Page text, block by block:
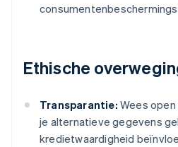
Ethische
Transparantie: Wees
je alternatieve gegevens
kredietwaardigheid